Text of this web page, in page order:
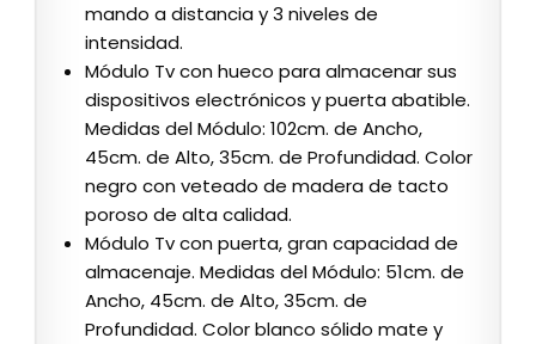
mando a distancia y 3 niveles de
intensidad.
Módulo Tv con hueco para almacenar sus
dispositivos electrónicos y puerta abatible.
Medidas del Módulo: 102cm. de Ancho,
45cm. de Alto, 35cm. de Profundidad. Color
negro con veteado de madera de tacto
poroso de alta calidad.
Módulo Tv con puerta, gran capacidad de
almacenaje. Medidas del Módulo: 51cm. de
Ancho, 45cm. de Alto, 35cm. de
Profundidad. Color blanco sólido mate y